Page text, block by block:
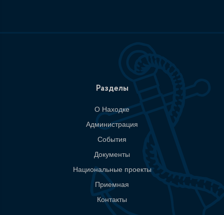
Разделы
О Находке
Администрация
События
Документы
Национальные проекты
Приемная
Контакты